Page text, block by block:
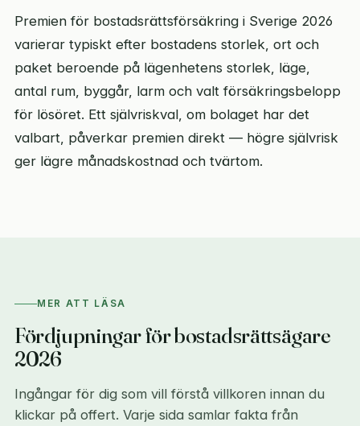
Premien för bostadsrättsförsäkring i Sverige 2026
varierar typiskt efter bostadens storlek, ort och
paket beroende på lägenhetens storlek, läge,
antal rum, byggår, larm och valt försäkringsbelopp
för lösöret. Ett självriskval, om bolaget har det
valbart, påverkar premien direkt — högre självrisk
ger lägre månadskostnad och tvärtom.
MER ATT LÄSA
Fördjupningar för bostadsrättsägare
2026
Ingångar för dig som vill förstå villkoren innan du
klickar på offert. Varje sida samlar fakta från